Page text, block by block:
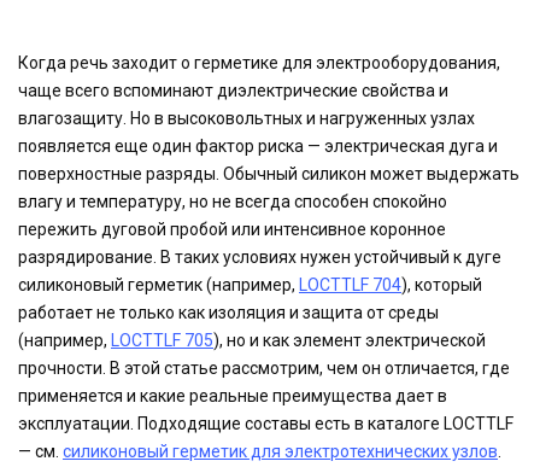
Когда речь заходит о герметике для электрооборудования,
чаще всего вспоминают диэлектрические свойства и
влагозащиту. Но в высоковольтных и нагруженных узлах
появляется еще один фактор риска — электрическая дуга и
поверхностные разряды. Обычный силикон может выдержать
влагу и температуру, но не всегда способен спокойно
пережить дуговой пробой или интенсивное коронное
разрядирование. В таких условиях нужен устойчивый к дуге
силиконовый герметик (например,
LOCTTLF 704), который
работает не только как изоляция и защита от среды
(например,
LOCTTLF 705), но и как элемент электрической
прочности. В этой статье рассмотрим, чем он отличается, где
применяется и какие реальные преимущества дает в
эксплуатации. Подходящие составы есть в каталоге LOCTTLF
— см. силиконовый герметик для электротехнических узлов